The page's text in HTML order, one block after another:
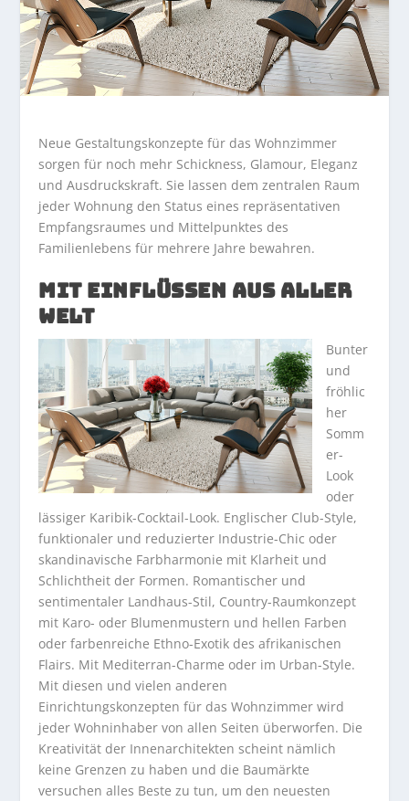
Neue Gestaltungskonzepte für das Wohnzimmer
sorgen für noch mehr Schickness, Glamour, Eleganz
und Ausdruckskraft. Sie lassen dem zentralen Raum
jeder Wohnung den Status eines repräsentativen
Empfangsraumes und Mittelpunktes des
Familienlebens für mehrere Jahre bewahren.
MIT EINFLÜSSEN AUS ALLER
WELT
Bunter
und
fröhlic
her
Somm
er-
Look
oder
lässiger Karibik-Cocktail-Look. Englischer Club-Style,
funktionaler und reduzierter Industrie-Chic oder
skandinavische Farbharmonie mit Klarheit und
Schlichtheit der Formen. Romantischer und
sentimentaler Landhaus-Stil, Country-Raumkonzept
mit Karo- oder Blumenmustern und hellen Farben
oder farbenreiche Ethno-Exotik des afrikanischen
Flairs. Mit Mediterran-Charme oder im Urban-Style.
Mit diesen und vielen anderen
Einrichtungskonzepten für das Wohnzimmer wird
jeder Wohninhaber von allen Seiten überworfen. Die
Kreativität der Innenarchitekten scheint nämlich
keine Grenzen zu haben und die Baumärkte
versuchen alles Beste zu tun, um den neuesten